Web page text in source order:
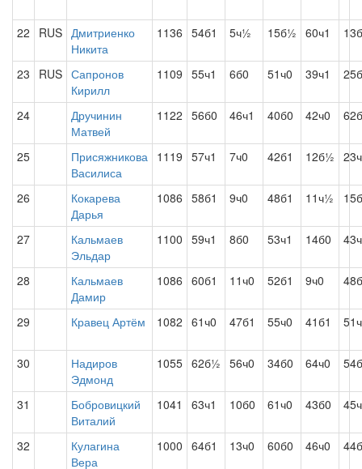
22 RUS Дмитриенко
Никита
1136 54б1 5ч½ 15б½ 60ч1
23 RUS Сапронов
Кирилл
1109 55ч1 6б0 51ч0 39ч1
24
Дручинин
Матвей
1122 56б0 46ч1 40б0 42ч0
25
Присяжникова
Василиса
1119 57ч1 7ч0 42б1 12б½
26
Кокарева
Дарья
1086 58б1 9ч0 48б1 11ч½
27
Кальмаев
Эльдар
1100 59ч1 8б0 53ч1 14б0
28
Кальмаев
Дамир
1086 60б1 11ч0 52б1 9ч0
29 Кравец Артём 1082 61ч0 47б1 55ч0 41б1
30
Надиров
Эдмонд
1055 62б½ 56ч0 34б0 64ч0
31
Бобровицкий
Виталий
1041 63ч1 10б0 61ч0 43б0
32
Кулагина
Вера
1000 64б1 13ч0 60б0 46ч0